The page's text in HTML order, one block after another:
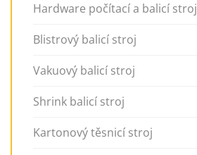
Hardware počítací a balicí stroj
Blistrový balicí stroj
Vakuový balicí stroj
Shrink balicí stroj
Kartonový těsnicí stroj